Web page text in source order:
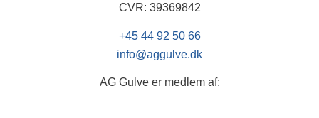
CVR: 39369842
+45 44 92 50 66
info@aggulve.dk
AG Gulve er medlem af: